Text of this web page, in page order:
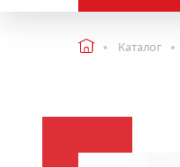
ГлавнаяКаталог